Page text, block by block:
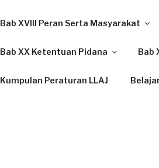
Bab XVIII Peran Serta Masyarakat
Bab XX Ketentuan Pidana Bab
Kumpulan Peraturan LLAJ